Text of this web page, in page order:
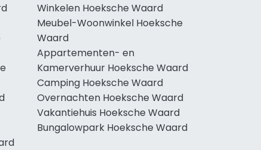
Winkelen Hoeksche Waard
Meubel-Woonwinkel Hoeksche
Waard
Appartementen- en
Kamerverhuur Hoeksche Waard
Camping Hoeksche Waard
Overnachten Hoeksche Waard
Vakantiehuis Hoeksche Waard
Bungalowpark Hoeksche Waard